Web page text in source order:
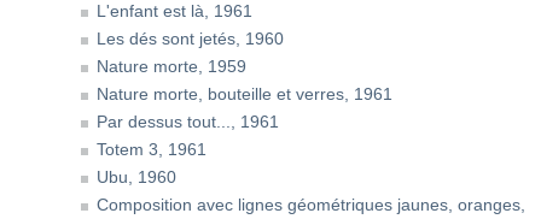
L'enfant est là, 1961
Les dés sont jetés, 1960
Nature morte, 1959
Nature morte, bouteille et verres, 1961
Par dessus tout..., 1961
Totem 3, 1961
Ubu, 1960
Composition avec lignes géométriques jaunes, oranges,